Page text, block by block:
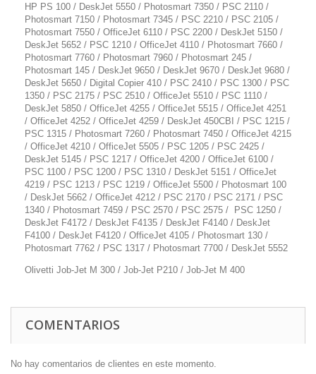
HP PS 100 / DeskJet 5550 / Photosmart 7350 / PSC 2110 /
Photosmart 7150 / Photosmart 7345 / PSC 2210 / PSC 2105 /
Photosmart 7550 / OfficeJet 6110 / PSC 2200 / DeskJet 5150 /
DeskJet 5652 / PSC 1210 / OfficeJet 4110 / Photosmart 7660 /
Photosmart 7760 / Photosmart 7960 / Photosmart 245 /
Photosmart 145 / DeskJet 9650 / DeskJet 9670 / DeskJet 9680 /
DeskJet 5650 / Digital Copier 410 / PSC 2410 / PSC 1300 / PSC
1350 / PSC 2175 / PSC 2510 / OfficeJet 5510 / PSC 1110 /
DeskJet 5850 / OfficeJet 4255 / OfficeJet 5515 / OfficeJet 4251
/ OfficeJet 4252 / OfficeJet 4259 / DeskJet 450CBI / PSC 1215 /
PSC 1315 / Photosmart 7260 / Photosmart 7450 / OfficeJet 4215
/ OfficeJet 4210 / OfficeJet 5505 / PSC 1205 / PSC 2425 /
DeskJet 5145 / PSC 1217 / OfficeJet 4200 / OfficeJet 6100 /
PSC 1100 / PSC 1200 / PSC 1310 / DeskJet 5151 / OfficeJet
4219 / PSC 1213 / PSC 1219 / OfficeJet 5500 / Photosmart 100
/ DeskJet 5662 / OfficeJet 4212 / PSC 2170 / PSC 2171 / PSC
1340 / Photosmart 7459 / PSC 2570 / PSC 2575 / PSC 1250 /
DeskJet F4172 / DeskJet F4135 / DeskJet F4140 / DeskJet
F4100 / DeskJet F4120 / OfficeJet 4105 / Photosmart 130 /
Photosmart 7762 / PSC 1317 / Photosmart 7700 / DeskJet 5552
Olivetti Job-Jet M 300 / Job-Jet P210 / Job-Jet M 400
COMENTARIOS
No hay comentarios de clientes en este momento.